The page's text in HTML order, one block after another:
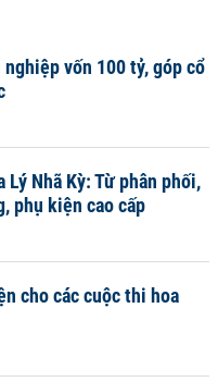
vốn 100 tỷ, góp cổ
Lý Nhã Kỳ: Từ phân phối,
phụ kiện cao cấp
cho các cuộc thi hoa